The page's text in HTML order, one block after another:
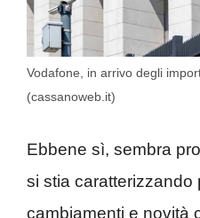
Vodafone, in arrivo degli
(cassanoweb.it)
Ebbene sì, sembra
si stia caratterizzando
cambiamenti e novità